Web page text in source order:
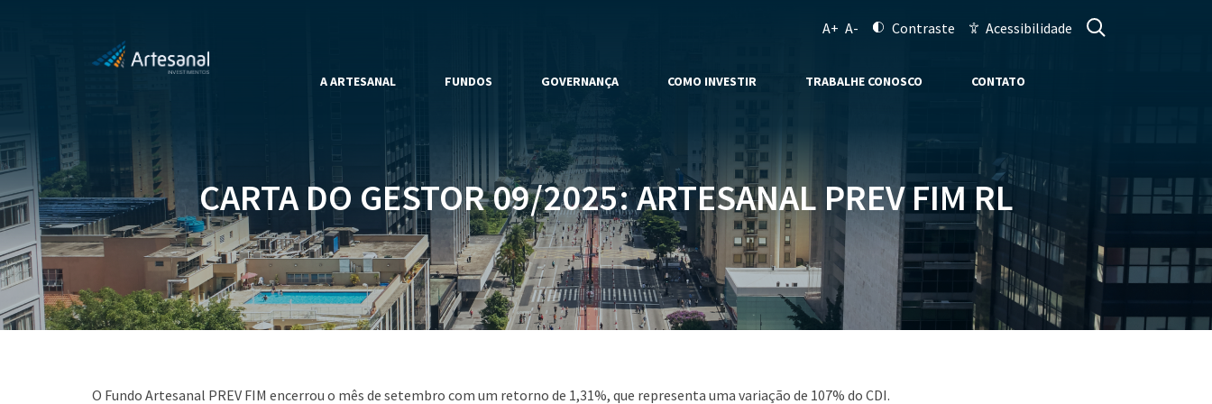
A+ A- Contraste Acessibilidade
A ARTESANAL FUNDOS GOVERNANÇA COMO INVESTIR TRABALHE CONOSCO CONTATO
CARTA DO GESTOR 09/2025: ARTESANAL PREV FIM RL
O Fundo Artesanal PREV FIM encerrou o mês de setembro com um retorno de 1,31%, que representa uma variação de 107% do CDI.